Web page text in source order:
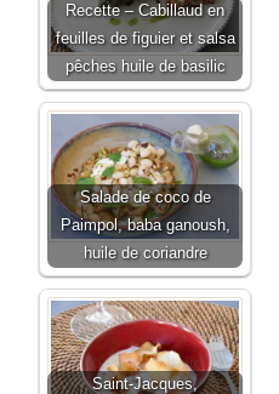
Recette – Cabillaud en
feuilles de figuier et salsa
pêches huile de basilic
Salade de coco de
Paimpol, baba ganoush,
huile de coriandre
Saint-Jacques,